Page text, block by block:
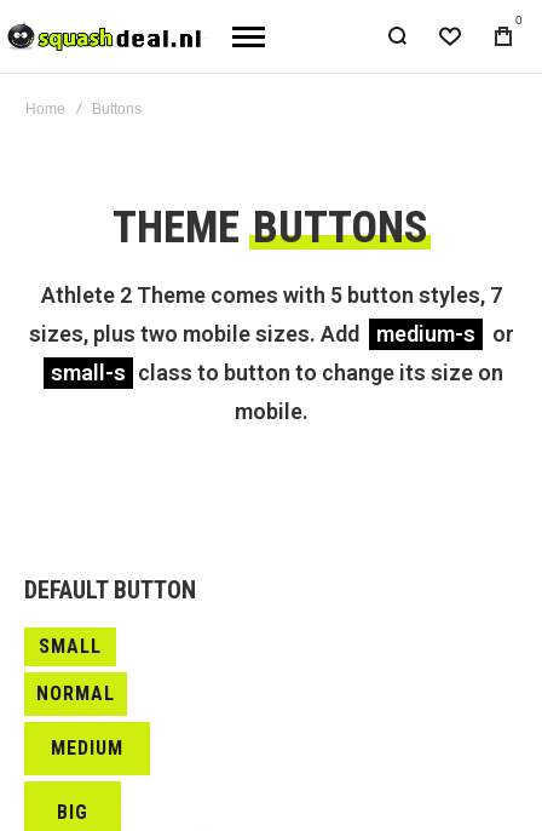
0
Home Buttons
THEME BUTTONS
Athlete 2 Theme comes with 5 button styles, 7
sizes, plus two mobile sizes. Add
medium-s
or
small-s class to button to change its size on
mobile.
DEFAULT BUTTON
SMALL
NORMAL
MEDIUM
BIG